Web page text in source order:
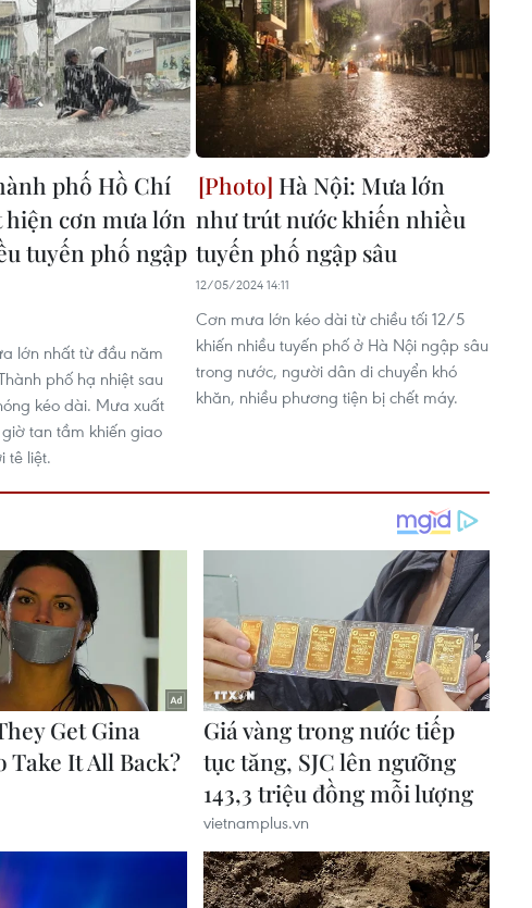
phố Hồ Chí
cơn mưa lớn
tuyến phố ngập
lớn nhất từ đầu năm
phố hạ nhiệt sau
kéo dài. Mưa xuất
tan tầm khiến giao
tê liệt.
Hà Nội: Mưa lớn
như trút nước khiến nhiều
tuyến phố ngập sâu
12/05/2024 14:11
Cơn mưa lớn kéo dài từ chiều tối 12/5
khiến nhiều tuyến phố ở Hà Nội ngập sâu
trong nước, người dân di chuyển khó
khăn, nhiều phương tiện bị chết máy.